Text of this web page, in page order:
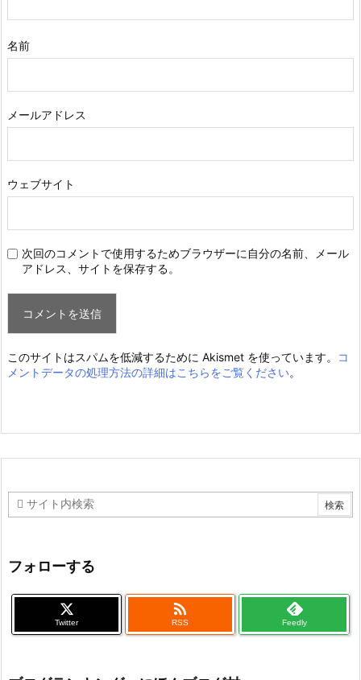
名前
メールアドレス
ウェブサイト
次回のコメントで使用するためブラウザーに自分の名前、メール
アドレス、サイトを保存する。
このサイトはスパムを低減するために Akismet を使っています。
コ
メントデータの処理方法の詳細はこちらをご覧ください。
フォローする
Twitter

RSS Feedly